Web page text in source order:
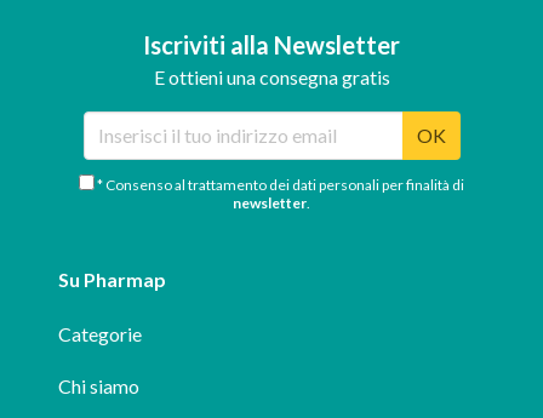
Iscriviti alla Newsletter
E ottieni una consegna gratis
OK
* Consenso al trattamento dei dati personali per finalità di
newsletter
Su Pharmap
Categorie
Chi siamo